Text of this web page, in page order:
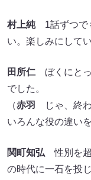
村上純1話ずつで
い。楽しみにして
田所仁 ぼくにとっ
でした。
（赤羽
じゃ、終わ
いろんな役の違い
関町知弘 性別を超
の時代に一石を投